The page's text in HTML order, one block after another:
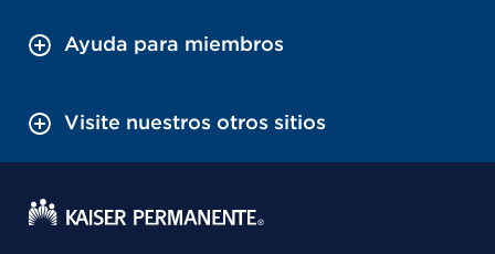
Ayuda para miembros
Visite nuestros otros sitios